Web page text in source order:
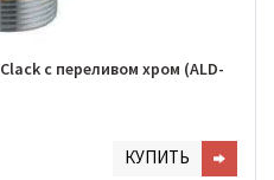
с переливом хром (ALD-
КУПИТЬ